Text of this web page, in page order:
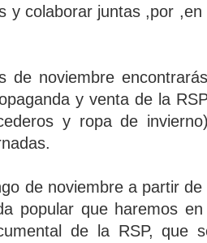
y colaborar juntas ,por
de noviembre
y venta de la
y ropa de
de noviembre a partir
popular que haremos
de la RSP, que